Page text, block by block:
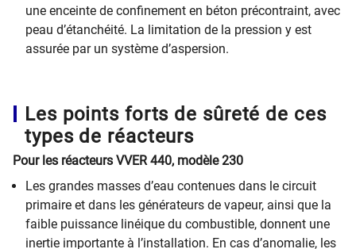
une enceinte de confinement en béton précontraint, avec
peau d’étanchéité. La limitation de la pression y est
assurée par un système d’aspersion.
Les points forts de sûreté de ces
types de réacteurs
Pour les réacteurs VVER 440, modèle 230
Les grandes masses d’eau contenues dans le circuit
primaire et dans les générateurs de vapeur, ainsi que la
faible puissance linéique du combustible, donnent une
inertie importante à l’installation. En cas d’anomalie, les